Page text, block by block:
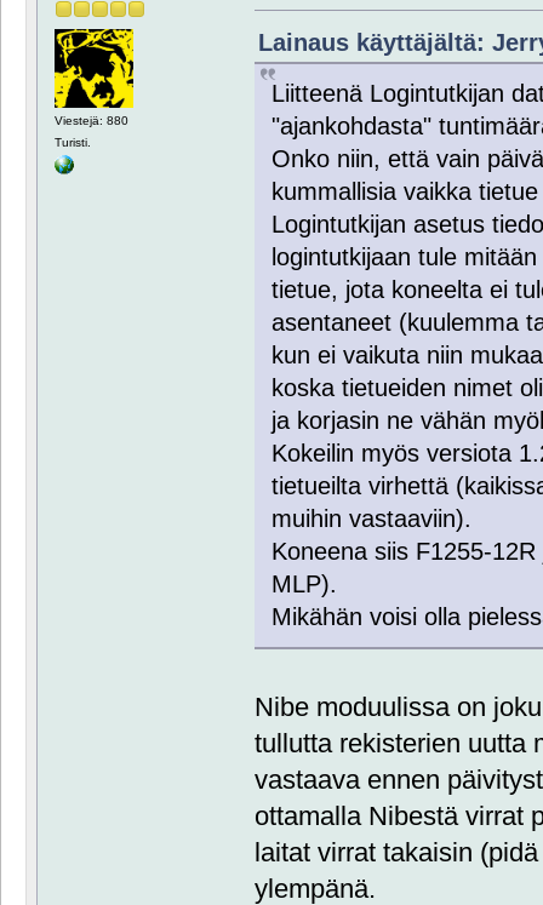
Viestejä: 880
Turisti.
Lainaus käyttäjältä:
Liitteenä Logintutkijan
"ajankohdasta"
Onko niin, että vain
kummallisia vaikka
Logintutkijan asetus
logintutkijaan tule
tietue, jota koneelta ei
asentaneet (kuulemma
kun ei vaikuta niin
koska tietueiden nimet
ja korjasin ne vähän
Kokeilin myös versiota
tietueilta virhettä
muihin vastaaviin).
Koneena siis F1255-
MLP).
Mikähän voisi olla
Nibe moduulissa on
tullutta rekisterien uutta
vastaava ennen
ottamalla Nibestä virrat
laitat virrat takaisin
ylempänä.